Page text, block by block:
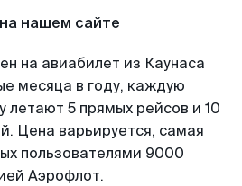
нашем сайте
на авиабилет из Каунаса
месяца в году, каждую
5 прямых рейсов и 10
Цена варьируется, самая
пользователями 9000
Аэрофлот.